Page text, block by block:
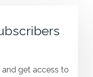
get access to